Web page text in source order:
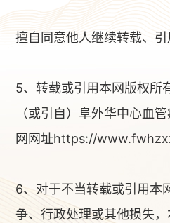
擅自同意他人继续转载、引
5、转载或引用本网版权所
（或引自）阜外华中心血
网网址https://
6、对于不当转载或引用本
争、行政处理或其他损失，